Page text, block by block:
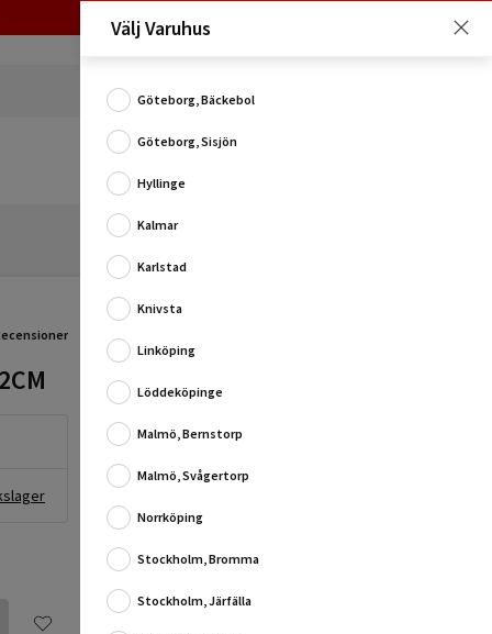
ditt rum en helt ny dimension - De går att måla och
Fullständig produktbeskrivning
Välj Varuhus
Göteborg, Bäckebol
Göteborg, Sisjön
Hyllinge
Kalmar
Karlstad
Knivsta
Linköping
Löddeköpinge
Malmö, Bernstorp
Malmö, Svågertorp
Norrköping
Stockholm, Bromma
Stockholm, Järfälla